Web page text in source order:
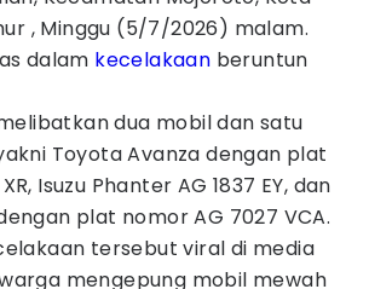
, Minggu (5/7/2026) malam.
dalam kecelakaan beruntun
dua mobil dan satu
Toyota Avanza dengan plat
Isuzu Phanter AG 1837 EY, dan
plat nomor AG 7027 VCA.
tersebut viral di media
mengepung mobil mewah